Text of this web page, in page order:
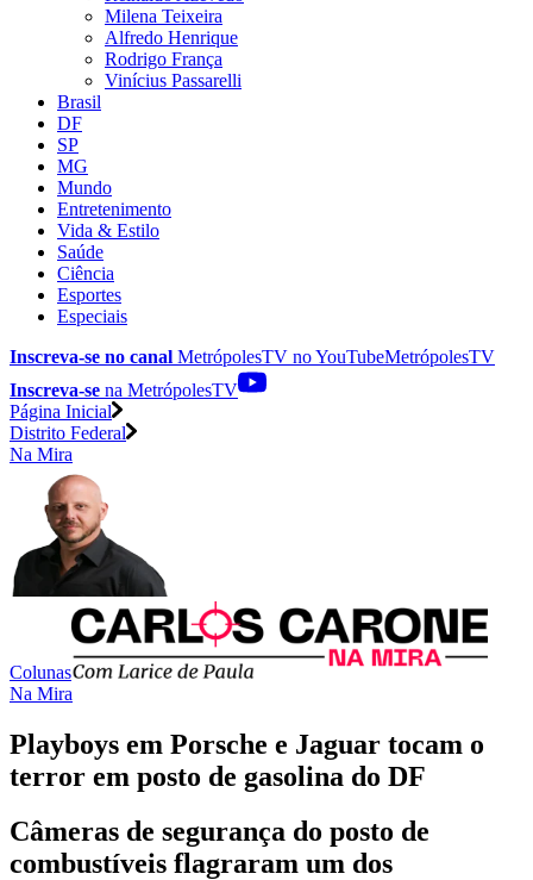
Milena Teixeira
Alfredo Henrique
Rodrigo França
Vinícius Passarelli
Brasil
DF
SP
MG
Mundo
Entretenimento
Vida & Estilo
Saúde
Ciência
Esportes
Especiais
Inscreva-se no canal MetrópolesTV noYouTubeMetrópolesTV
Inscreva-se na MetrópolesTV
Página Inicial
Distrito Federal
Na Mira
Colunas
Na Mira
Playboys em Porsche e Jaguar tocam o
terror em posto de gasolina do DF
Câmeras de segurança do posto de
combustíveis flagraram um dos